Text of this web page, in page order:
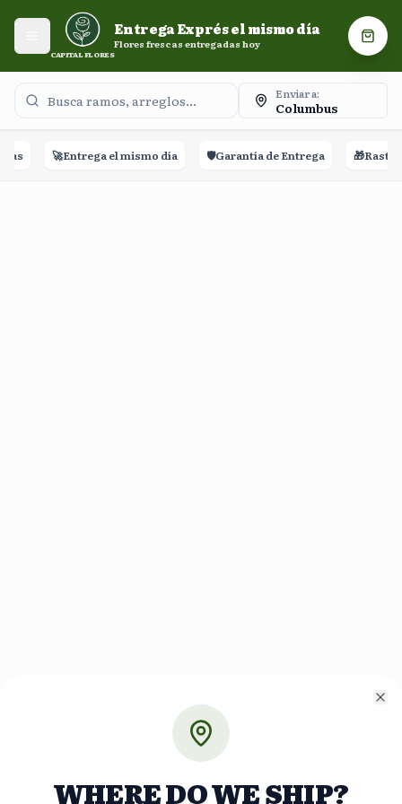
Entrega Exprés el mismo día. Flores frescas entregadas
Abrir menú
CAPITAL FLORES
Entrega Exprés el mismo día
Flores frescas entregadas hoy
Enviar a:
Columbus
🚀Entrega el mismo día 🛡️Garantía de Entrega 🎁
WHERE DO WE SHIP?